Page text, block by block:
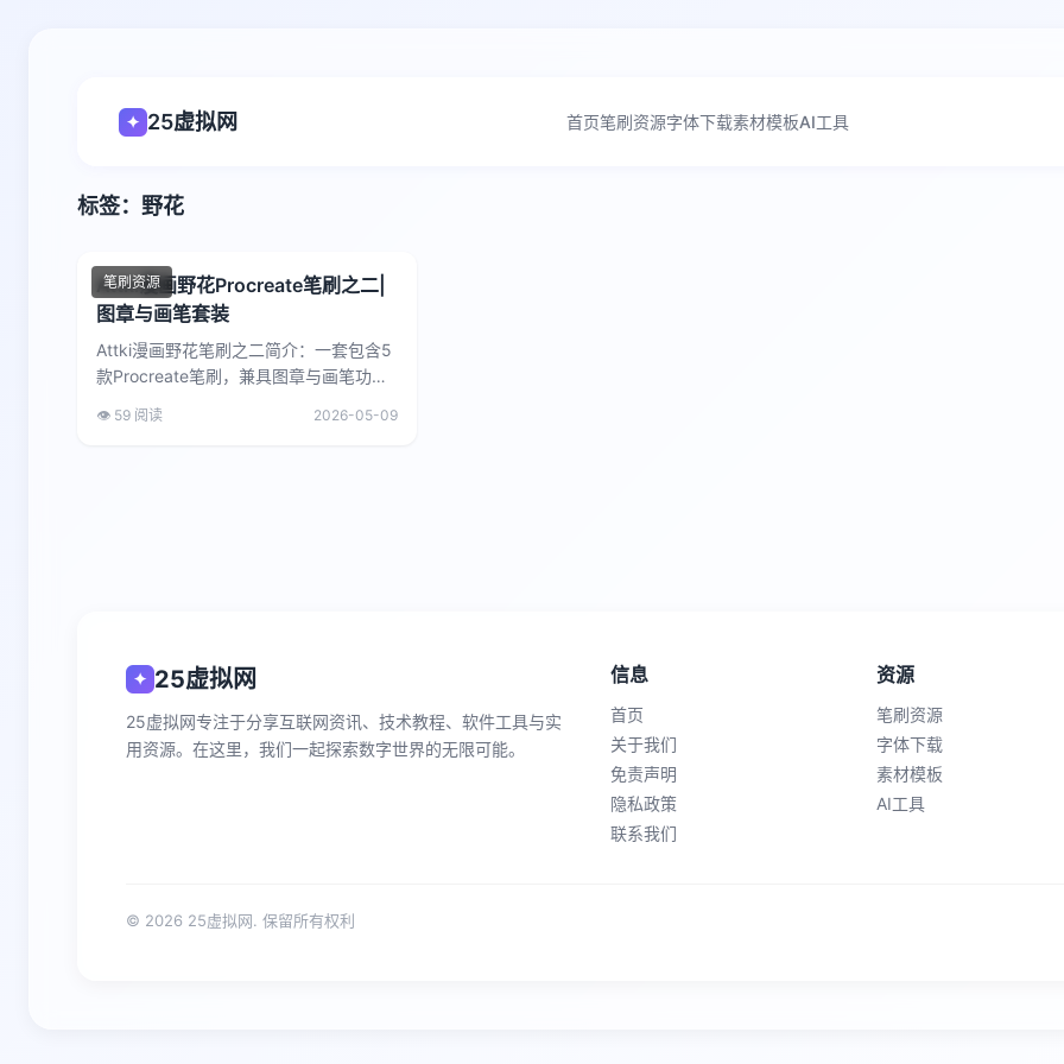
✦ 25虚拟网 首页笔刷资源字体下载素材模板AI工具
标签：野花
笔刷资源
Attki漫画野花Procreate笔刷之二|
图章与画笔套装
Attki漫画野花笔刷之二简介：一套包含5
款Procreate笔刷，兼具图章与画笔功
支持颜色动态调...
👁️ 59 阅读 2026-05-09
✦ 25虚拟网
25虚拟网专注于分享互联网资讯、技术教程、软件工具与实
用资源。在这里，我们一起探索数字世界的无限可能。
信息
首页
关于我们
免责声明
隐私政策
联系我们
资源
笔刷资源
字体下载
素材模板
AI工具
© 2026 25虚拟网. 保留所有权利